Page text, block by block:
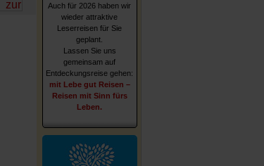
Auch für 2026 haben wir
wieder attraktive
Leserreisen für Sie
geplant.
Lassen Sie uns
gemeinsam auf
Entdeckungsreise gehen:
mit Lebe gut Reisen –
Reisen mit Sinn fürs
Leben.